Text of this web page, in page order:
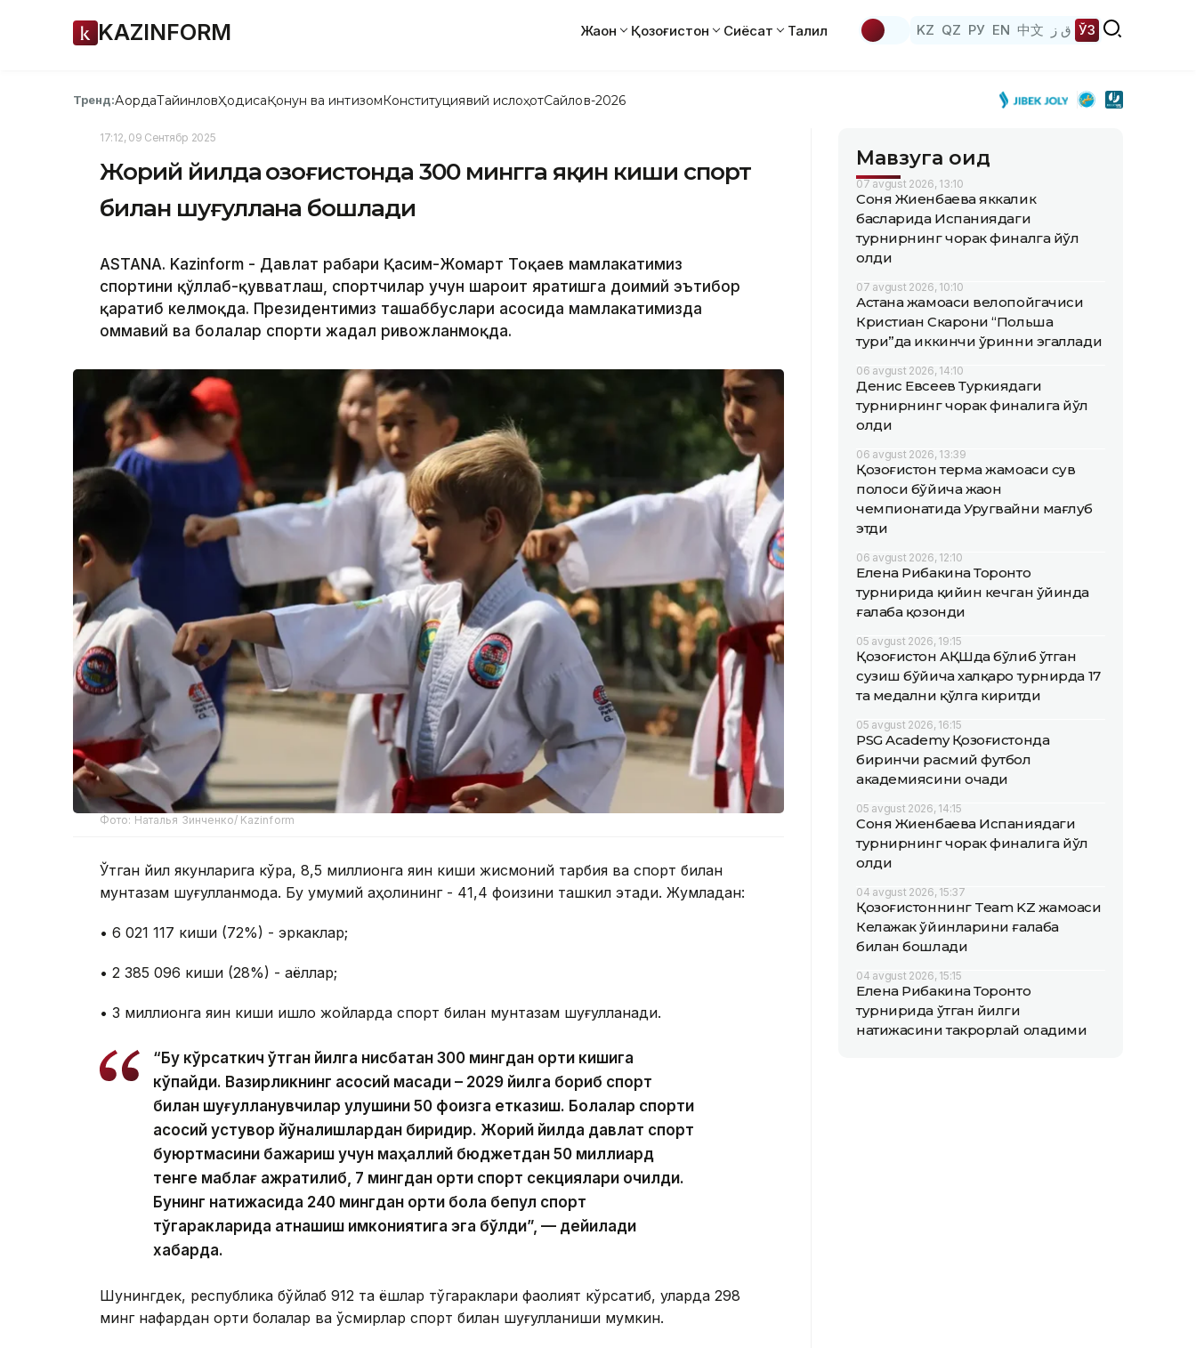
KAZINFORM Жаҳон Қозоғистон Сиёсат Таҳлил KZ QZ РУ EN 中文 ق ز ЎЗ
Тренд:АқордаТайинловҲодисаҚонун ва интизомКонституциявий ислоҳотСайлов-2026
17:12, 09 Сентябр 2025
Жорий йилда Қозоғистонда 300 мингга яқин киши спорт
билан шуғуллана бошлади
ASTANA. Kazinform - Давлат раҳбари Қасим-Жомарт Тоқаев мамлакатимиз
спортини қўллаб-қувватлаш, спортчилар учун шароит яратишга доимий эътибор
қаратиб келмоқда. Президентимиз ташаббуслари асосида мамлакатимизда
оммавий ва болалар спорти жадал ривожланмоқда.
Фото: Наталья Зинченко/ Kazinform
Ўтган йил якунларига кўра, 8,5 миллионга яқин киши жисмоний тарбия ва спорт билан
мунтазам шуғулланмоқда. Бу умумий аҳолининг - 41,4 фоизини ташкил этади. Жумладан:
• 6 021 117 киши (72%) - эркаклар;
• 2 385 096 киши (28%) - аёллар;
• 3 миллионга яқин киши қишлоқ жойларда спорт билан мунтазам шуғулланади.
“Бу кўрсаткич ўтган йилга нисбатан 300 мингдан ортиқ кишига
кўпайди. Вазирликнинг асосий мақсади – 2029 йилга бориб спорт
билан шуғулланувчилар улушини 50 фоизга етказиш. Болалар спорти
асосий устувор йўналишлардан биридир. Жорий йилда давлат спорт
буюртмасини бажариш учун маҳаллий бюджетдан 50 миллиард
тенге маблағ ажратилиб, 7 мингдан ортиқ спорт секциялари очилди.
Бунинг натижасида 240 мингдан ортиқ бола бепул спорт
тўгаракларида қатнашиш имкониятига эга бўлди”, — дейилади
хабарда.
Шунингдек, республика бўйлаб 912 та ёшлар тўгараклари фаолият кўрсатиб, уларда 298
минг нафардан ортиқ болалар ва ўсмирлар спорт билан шуғулланиши мумкин.
Мавзуга оид
07 avgust 2026, 13:10
Соня Жиенбаева яккалик
баҳсларида Испаниядаги
турнирнинг чорак финалга йўл
олди
07 avgust 2026, 10:10
Астана жамоаси велопойгачиси
Кристиан Скарони “Польша
тури”да иккинчи ўринни эгаллади
06 avgust 2026, 14:10
Денис Евсеев Туркиядаги
турнирнинг чорак финалига йўл
олди
06 avgust 2026, 13:39
Қозоғистон терма жамоаси сув
полоси бўйича жаҳон
чемпионатида Уругвайни мағлуб
этди
06 avgust 2026, 12:10
Елена Рибакина Торонто
турнирида қийин кечган ўйинда
ғалаба қозонди
05 avgust 2026, 19:15
Қозоғистон АҚШда бўлиб ўтган
сузиш бўйича халқаро турнирда 17
та медални қўлга киритди
05 avgust 2026, 16:15
PSG Academy Қозоғистонда
биринчи расмий футбол
академиясини очади
05 avgust 2026, 14:15
Соня Жиенбаева Испаниядаги
турнирнинг чорак финалига йўл
олди
04 avgust 2026, 15:37
Қозоғистоннинг Team KZ жамоаси
Келажак ўйинларини ғалаба
билан бошлади
04 avgust 2026, 15:15
Елена Рибакина Торонто
турнирида ўтган йилги
натижасини такрорлай оладими